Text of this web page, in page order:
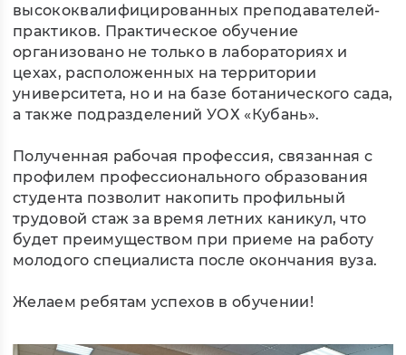
высококвалифицированных преподавателей-
практиков. Практическое обучение
организовано не только в лабораториях и
цехах, расположенных на территории
университета, но и на базе ботанического сада,
а также подразделений УОХ «Кубань».
Полученная рабочая профессия, связанная с
профилем профессионального образования
студента позволит накопить профильный
трудовой стаж за время летних каникул, что
будет преимуществом при приеме на работу
молодого специалиста после окончания вуза.
Желаем ребятам успехов в обучении!